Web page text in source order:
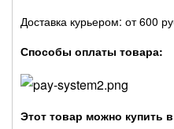
Доставка курьером: от 600
Способы оплаты товара:
Этот товар можно купить